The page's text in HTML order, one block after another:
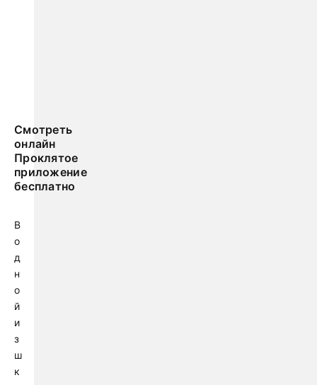
Смотреть
онлайн
Проклятое
приложение
бесплатно
В
о
д
н
о
й
и
з
ш
к